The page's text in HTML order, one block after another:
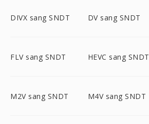
DIVX sang SNDT DV sang SNDT
FLV sang SNDT HEVC sang SNDT
M2V sang SNDT M4V sang SNDT